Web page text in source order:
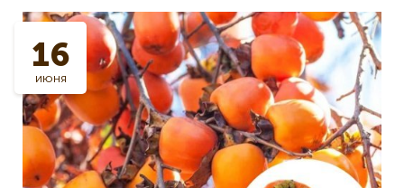
16
июня